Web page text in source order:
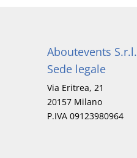
Aboutevents S.r.l.
Sede legale
Via Eritrea, 21
20157 Milano
P.IVA 09123980964